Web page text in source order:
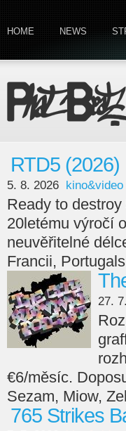
HOME NEWS
RTD5 (2026)
5. 8. 2026 kino&video
Ready to
20letému výročí
neuvěřitelné
Francii,
27.
€6/měsíc.
Sezam, Miow,
765 Strikes